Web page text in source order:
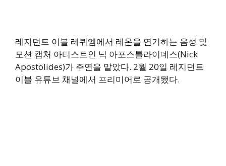
레지던트 이블 레퀴엠에서 레온을 연기하는 음성 및
모션 캡처 아티스트인 닉 아포스톨라이데스(Nick
Apostolides)가 주연을 맡았다. 2월 20일 레지던트
이블 유튜브 채널에서 프리미어로 공개됐다.